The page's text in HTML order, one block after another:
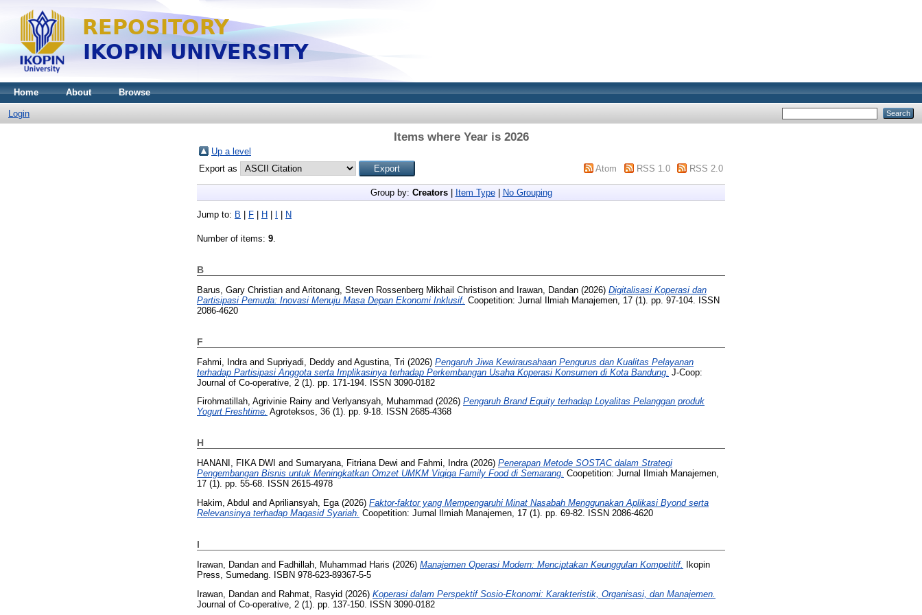
Home About Browse
Login
Items where Year is 2026
Up a level
Export as
Atom RSS 1.0 RSS 2.0
Group by: Creators| Item Type| No Grouping
Jump to: B F H N
Number of items: 9.
B
Barus, Gary Christian and Aritonang, Steven Rossenberg Mikhail Christison and Irawan, Dandan (2026) Digitalisasi Koperasi dan
Partisipasi Pemuda: Inovasi Menuju Masa Depan Ekonomi Inklusif. Coopetition: Jurnal Ilmiah Manajemen, 17 (1). pp. 97-104. ISSN
2086-4620
F
Fahmi, Indra and Supriyadi, Deddy and Agustina, Tri (2026) Pengaruh Jiwa Kewirausahaan Pengurus dan Kualitas Pelayanan
terhadap Partisipasi Anggota serta Implikasinya terhadap Perkembangan Usaha Koperasi Konsumen di Kota Bandung. J-Coop:
Journal of Co-operative, 2 (1). pp. 171-194. ISSN 3090-0182
Firohmatillah, Agrivinie Rainy and Verlyansyah, Muhammad (2026) Pengaruh Brand Equity terhadap Loyalitas Pelanggan produk
Yogurt Freshtime. Agroteksos, 36 (1). pp. 9-18. ISSN 2685-4368
H
HANANI, FIKA DWI and Sumaryana, Fitriana Dewi and Fahmi, Indra(2026) Penerapan Metode SOSTAC dalam Strategi
Pengembangan Bisnis untuk Meningkatkan Omzet UMKM Viqiqa Family Food di Semarang. Coopetition: Jurnal Ilmiah Manajemen,
17 (1). pp. 55-68. ISSN 2615-4978
Hakim, Abdul and Apriliansyah, Ega (2026) Faktor-faktor yang Mempengaruhi Minat Nasabah Menggunakan Aplikasi Byond serta
Relevansinya terhadap Maqasid Syariah. Coopetition: Jurnal Ilmiah Manajemen, 17 (1). pp. 69-82. ISSN 2086-4620
I
Irawan, Dandan and Fadhillah, Muhammad Haris (2026) Manajemen Operasi Modern: Menciptakan Keunggulan Kompetitif.
Ikopin
Press, Sumedang. ISBN 978-623-89367-5-5
Irawan, Dandan and Rahmat, Rasyid (2026) Koperasi dalam Perspektif Sosio-Ekonomi: Karakteristik, Organisasi, dan Manajemen.
Journal of Co-operative, 2 (1). pp. 137-150. ISSN 3090-0182